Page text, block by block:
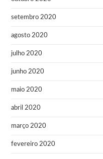
setembro 2020
agosto 2020
julho 2020
junho 2020
maio 2020
abril 2020
março 2020
fevereiro 2020